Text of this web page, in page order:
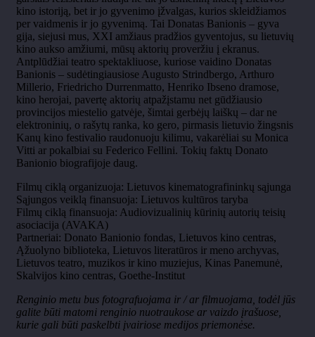
kino istoriją, bet ir jo gyvenimo įžvalgas, kurios skleidžiamos
per vaidmenis ir jo gyvenimą. Tai Donatas Banionis – gyva
gija, siejusi mus, XXI amžiaus pradžios gyventojus, su lietuvių
kino aukso amžiumi, mūsų aktorių proveržiu į ekranus.
Antplūdžiai teatro spektakliuose, kuriose vaidino Donatas
Banionis – sudėtingiausiose Augusto Strindbergo, Arthuro
Millerio, Friedricho Durrenmatto, Henriko Ibseno dramose,
kino herojai, pavertę aktorių atpažįstamu net gūdžiausio
provincijos miestelio gatvėje, šimtai gerbėjų laiškų – dar ne
elektroninių, o rašytų ranka, ko gero, pirmasis lietuvio žingsnis
Kanų kino festivalio raudonuoju kilimu, vakarėliai su Monica
Vitti ar pokalbiai su Federico Fellini. Tokių faktų Donato
Banionio biografijoje daug.
Filmų ciklą organizuoja: Lietuvos kinematografininkų sąjunga
Sąjungos veiklą finansuoja: Lietuvos kultūros taryba
Filmų ciklą finansuoja: Audiovizualinių kūrinių autorių teisių
asociacija (AVAKA)
Partneriai: Donato Banionio fondas, Lietuvos kino centras,
Ąžuolyno biblioteka, Lietuvos literatūros ir meno archyvas,
Lietuvos teatro, muzikos ir kino muziejus, Kinas Panemunė,
Skalvijos kino centras, Goethe-Institut
Renginio metu bus fotografuojama ir / ar filmuojama, todėl jūs
galite būti matomi renginio nuotraukose ar vaizdo įrašuose,
kurie gali būti paskelbti įvairiose medijos priemonėse.